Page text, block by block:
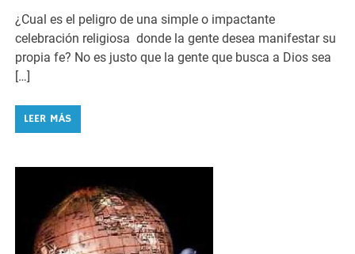
¿Cual es el peligro de una simple o impactante
celebración religiosa donde la gente desea manifestar su
propia fe? No es justo que la gente que busca a Dios sea
[…]
LEER MÁS